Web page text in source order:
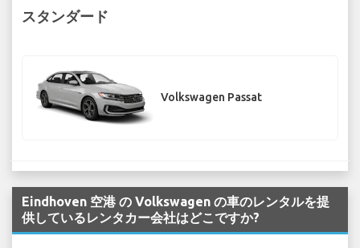
スタンダード
Volkswagen Passat
Eindhoven 空港 の Volkswagen の車のレンタルを提
供しているレンタカー会社はどこですか?